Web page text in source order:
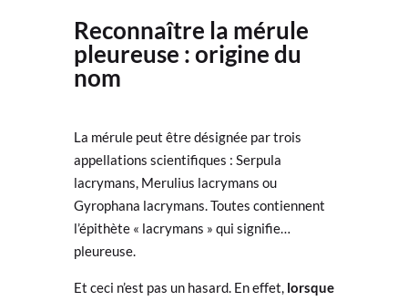
Reconnaître la mérule
pleureuse : origine du
nom
La mérule peut être désignée par trois
appellations scientifiques : Serpula
lacrymans, Merulius lacrymans ou
Gyrophana lacrymans. Toutes contiennent
l’épithète « lacrymans » qui signifie…
pleureuse.
Et ceci n’est pas un hasard. En effet, lorsque